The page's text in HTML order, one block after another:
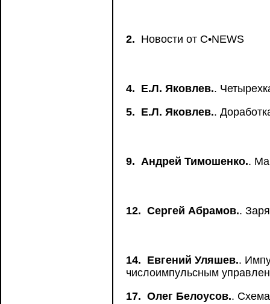
2. Новости от C•NEWS
4. Е.Л. Яковлев..
5. Е.Л. Яковлев..
9. Андрей Тимошенко..
12. Сергей Абрамов..
14. Евгений Уляшев..
числоимпульсным
17. Олег Белоусов.. Схема